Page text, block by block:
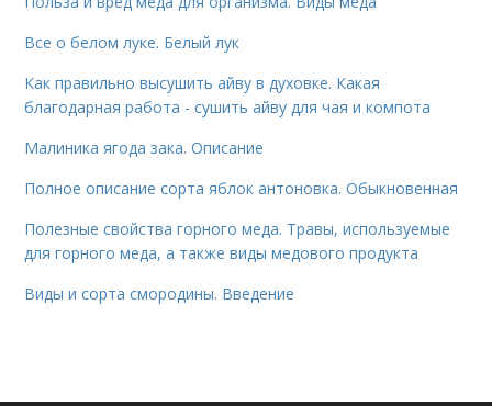
Все о белом луке. Белый лук
Как правильно высушить айву в духовке. Какая
благодарная работа - сушить айву для чая и компота
Малиника ягода зака. Описание
Полное описание сорта яблок антоновка. Обыкновенная
Полезные свойства горного меда. Травы, используемые
для горного меда, а также виды медового продукта
Виды и сорта смородины. Введение